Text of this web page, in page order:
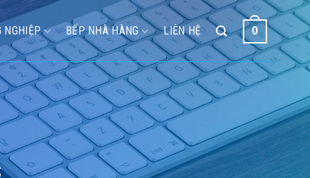
NGHIỆP BẾP NHÀ HÀNG LIÊN HỆ 0